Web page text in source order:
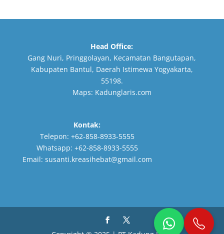
Head Office:
Gang Nuri, Pringgolayan, Kecamatan Bangutapan,
Kabupaten Bantul, Daerah Istimewa Yogyakarta,
55198.
Maps: Kadunglaris.com
Kontak:
Telepon: +62-858-8933-5555
Whatsapp: +62-858-8933-5555
Email: susanti.kreasihebat@gmail.com